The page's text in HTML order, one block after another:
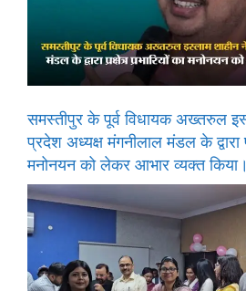
समस्तीपुर के पूर्व विधायक अख्तरुल
प्रदेश अध्यक्ष मंगनीलाल मंडल के द्वारा
मनोनयन को लेकर आभार व्यक्त किया।